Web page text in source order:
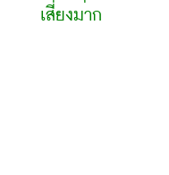
เสี่ยงมาก